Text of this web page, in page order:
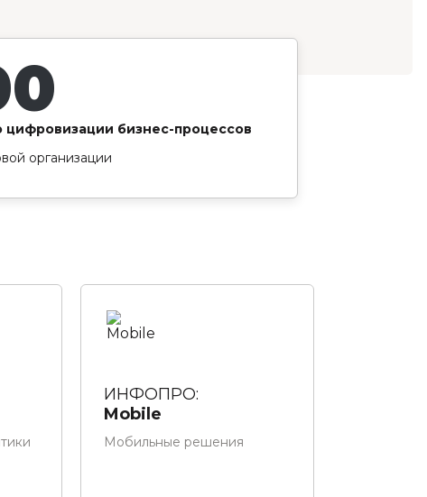
цифровизации бизнес-процессов
организации
ИНФОПРО:
Mobile
Мобильные решения